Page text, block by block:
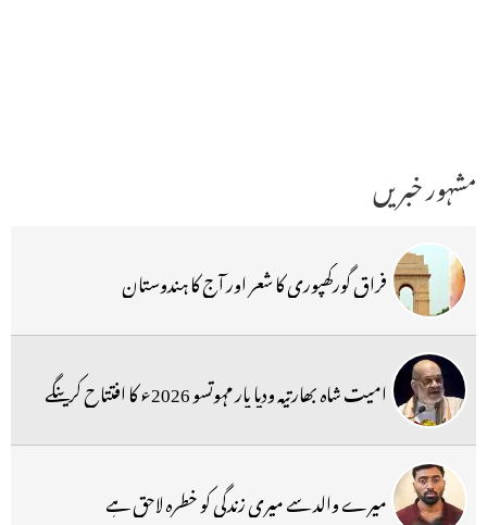
مشہور خبریں
فراق گورکھپوری کا شعر اور آج کا ہندوستان
امیت شاہ بھارتیہ ودیا پار مہوتسو 2026ء کا افتتاح کرینگے
میرے والد سے میری زندگی کو خطرہ لاحق ہے